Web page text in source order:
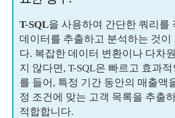
T-SQL을 사용하여 간단한 쿼리를
데이터를 추출하고 분석하는 것이
다. 복잡한 데이터 변환이나 다차
지 않다면, T-SQL은 빠르고 효과
를 들어, 특정 기간 동안의 매출액
정 조건에 맞는 고객 목록을 추출
적합합니다.